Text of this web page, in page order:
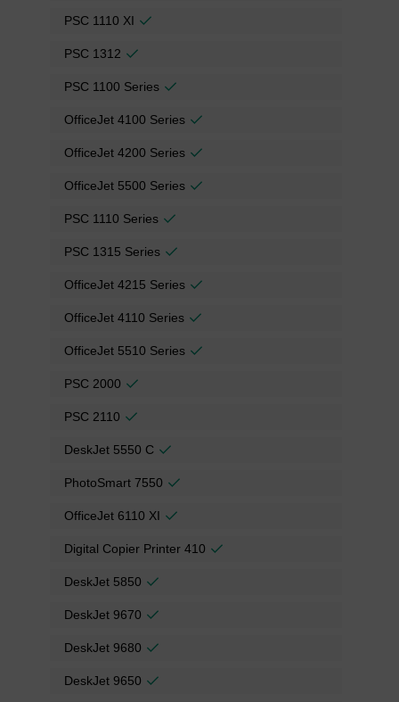
PSC 1110 XI
PSC 1312
PSC 1100 Series
OfficeJet 4100 Series
OfficeJet 4200 Series
OfficeJet 5500 Series
PSC 1110 Series
PSC 1315 Series
OfficeJet 4215 Series
OfficeJet 4110 Series
OfficeJet 5510 Series
PSC 2000
PSC 2110
DeskJet 5550 C
PhotoSmart 7550
OfficeJet 6110 XI
Digital Copier Printer 410
DeskJet 5850
DeskJet 9670
DeskJet 9680
DeskJet 9650